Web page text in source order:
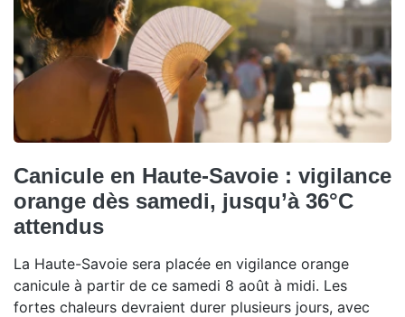
Canicule en Haute-Savoie : vigilance
orange dès samedi, jusqu’à 36°C
attendus
La Haute-Savoie sera placée en vigilance orange
canicule à partir de ce samedi 8 août à midi. Les
fortes chaleurs devraient durer plusieurs jours, avec